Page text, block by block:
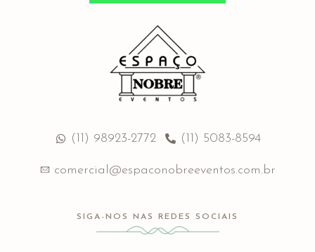
(11) 98923-2772 (11) 5083-8594
comercial@espaconobreeventos.com.br
SIGA-NOS NAS REDES SOCIAIS